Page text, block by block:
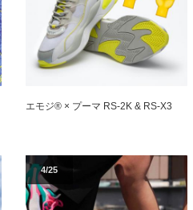
エモジ® × プーマ RS-2K & RS-X3
4/25